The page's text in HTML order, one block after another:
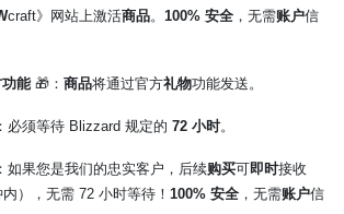
craft》网站上激活商品。 100% 安全 ，无需账户信
能 🎁： 商品将通过官方礼物功能发送。
：必须等待 Blizzard 规定的 72 小时。
：如果您是我们的忠实客户，后续购买可即时接收
内），无需 72 小时等待！ 100% 安全 ，无需账户信